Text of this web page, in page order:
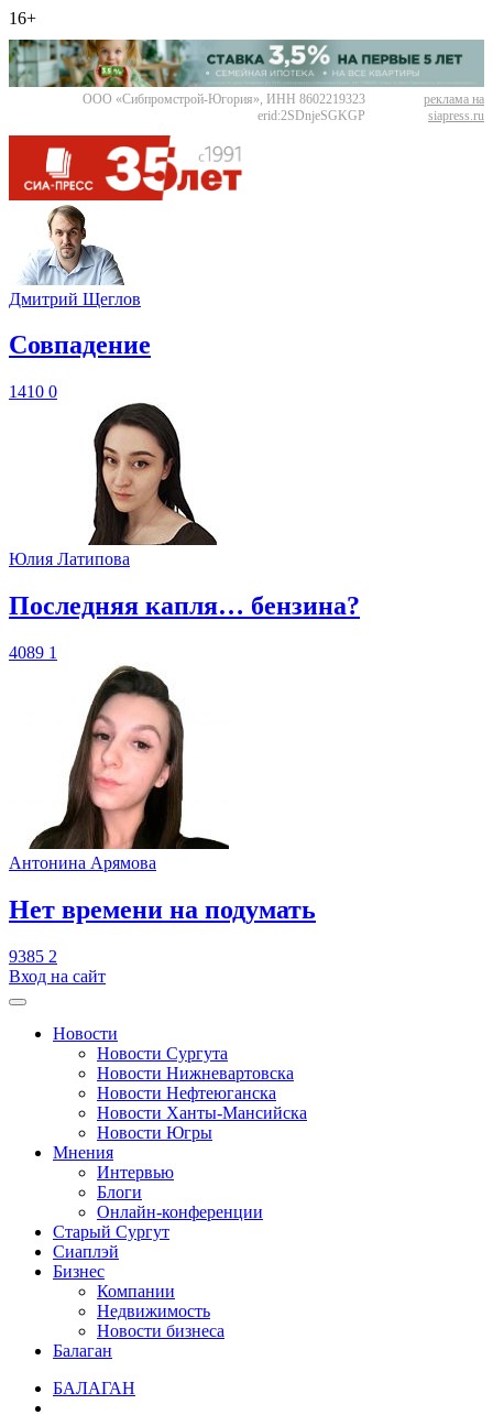
16+
ООО «Сибпромстрой-Югория», ИНН 8602219323
erid:2SDnjeSGKGP
реклама на
siapress.ru
Дмитрий Щеглов
​Совпадение
1410 0
Юлия Латипова
​Последняя капля… бензина?
4089 1
Антонина Арямова
​Нет времени на подумать
9385 2
Вход на сайт
Новости
Новости Сургута
Новости Нижневартовска
Новости Нефтеюганска
Новости Ханты-Мансийска
Новости Югры
Мнения
Интервью
Блоги
Онлайн-конференции
Старый Сургут
Сиаплэй
Бизнес
Компании
Недвижимость
Новости бизнеса
Балаган
БАЛАГАН